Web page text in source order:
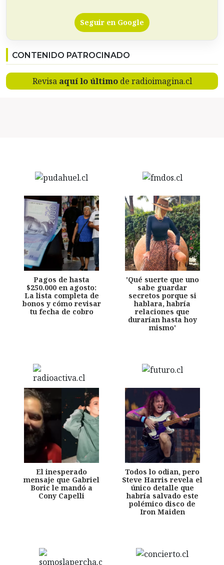
Seguir en Google
CONTENIDO PATROCINADO
Revisa aquí lo últimode radioimagina.cl
Pagos de hasta
$250.000 en agosto:
La lista completa de
bonos y cómo revisar
tu fecha de cobro
'Qué suerte que uno
sabe guardar
secretos porque si
hablara, habría
relaciones que
durarían hasta hoy
mismo'
El inesperado
mensaje que Gabriel
Boric le mandó a
Cony Capelli
Todos lo odian, pero
Steve Harris revela el
único detalle que
habría salvado este
polémico disco de
Iron Maiden